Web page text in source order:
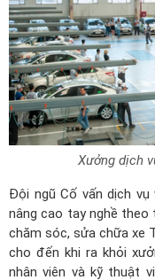
Xưởng dịch
Đội ngũ Cố vấn dịch
nâng cao tay nghề
chăm sóc, sửa chữa xe
cho đến khi ra khỏi
nhân viên và kỹ thuật